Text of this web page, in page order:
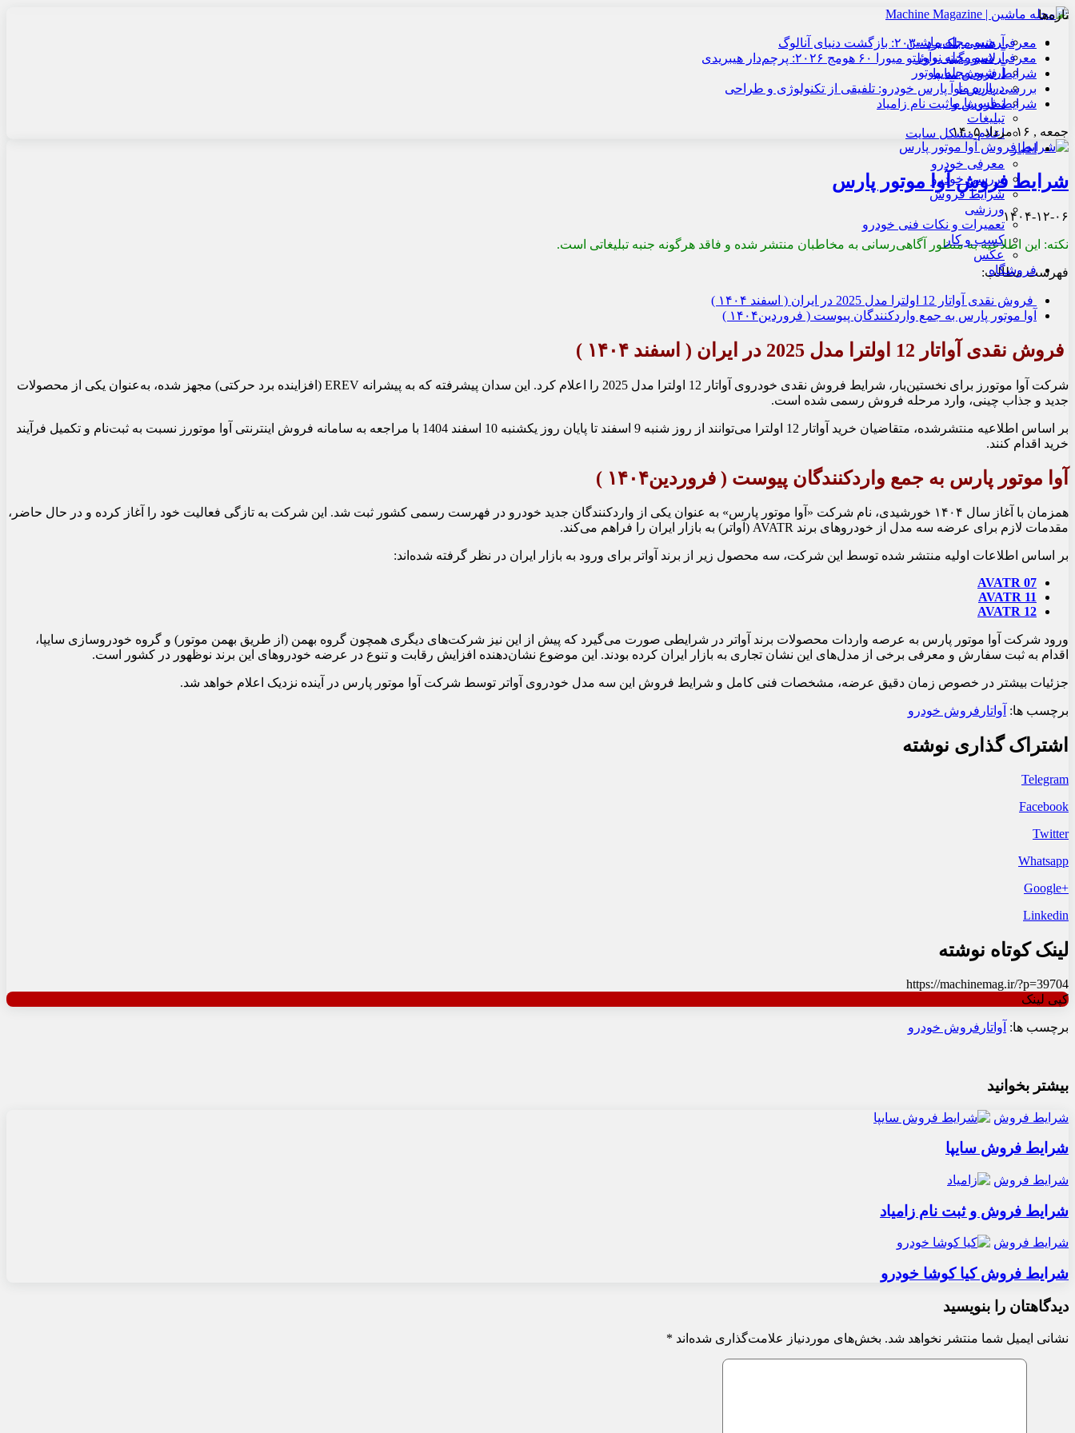
آرشیو مجله ماشین
آرشیو مجله نوآور
آرشیو مجله موتور
درباره ما
تماس با ما
تبلیغات
اعلام مشکل سایت
اخبار
معرفی خودرو
بررسی خودرو
شرایط فروش
ورزشی
تعمیرات و نکات فنی خودرو
کسب و کار
عکس
فروشگاه
تازه‌ها
معرفی هنسی بلک‌برد ۲۰۳۰: بازگشت دنیای آنالوگ
معرفی لامبورگینی روئلتو میورا ۶۰ هومج ۲۰۲۶: پرچم‌دار هیبریدی
شرایط فروش سایپا
بررسی پارس نوآ پارس خودرو: تلفیقی از تکنولوژی و طراحی
شرایط فروش و ثبت نام زامیاد
جمعه , ۱۶ مرداد ۱۴۰۵
شرایط فروش آوا موتور پارس
۱۴۰۴-۱۲-۰۶
نکته: این اطلاعیه به منظور آگاهی‌رسانی به مخاطبان منتشر شده و فاقد هرگونه جنبه تبلیغاتی است.
فهرست مطالب:
فروش نقدی آواتار 12 اولترا مدل 2025 در ایران ( اسفند ۱۴۰۴ )
آوا موتور پارس به جمع واردکنندگان پیوست ( فروردین۱۴۰۴ )
فروش نقدی آواتار 12 اولترا مدل 2025 در ایران ( اسفند ۱۴۰۴ )
شرکت آوا موتورز
برای نخستین‌بار، شرایط فروش نقدی خودروی آواتار 12 اولترا مدل 2025 را اعلام کرد. این سدان پیشرفته که به پیشرانه EREV (افزاینده برد حرکتی) مجهز شده، به‌عنوان یکی از محصولات
جدید و جذاب چینی، وارد مرحله فروش رسمی شده است.
بر اساس اطلاعیه منتشرشده، متقاضیان خرید آواتار 12 اولترا می‌توانند از روز شنبه 9 اسفند تا پایان روز یکشنبه 10 اسفند 1404 با مراجعه به سامانه فروش اینترنتی آوا موتورز نسبت به ثبت‌نام و تکمیل فرآیند
خرید اقدام کنند.
آوا موتور پارس به جمع واردکنندگان پیوست ( فروردین۱۴۰۴ )
همزمان با آغاز سال ۱۴۰۴ خورشیدی، نام شرکت «آوا موتور پارس» به عنوان یکی از واردکنندگان جدید خودرو در فهرست رسمی کشور ثبت شد. این شرکت به تازگی فعالیت خود را آغاز کرده و در حال حاضر،
مقدمات لازم برای عرضه سه مدل از خودروهای برند AVATR (آواتر) به بازار ایران را فراهم می‌کند.
بر اساس اطلاعات اولیه منتشر شده توسط این شرکت، سه محصول زیر از برند آواتر برای ورود به بازار ایران در نظر گرفته شده‌اند:
AVATR 07
AVATR 11
AVATR 12
ورود شرکت آوا موتور پارس به عرصه واردات محصولات برند آواتر در شرایطی صورت می‌گیرد که پیش از این نیز شرکت‌های دیگری همچون گروه بهمن (از طریق بهمن موتور) و گروه خودروسازی سایپا،
اقدام به ثبت سفارش و معرفی برخی از مدل‌های این نشان تجاری به بازار ایران کرده بودند. این موضوع نشان‌دهنده افزایش رقابت و تنوع در عرضه خودروهای این برند نوظهور در کشور است.
جزئیات بیشتر در خصوص زمان دقیق عرضه، مشخصات فنی کامل و شرایط فروش این سه مدل خودروی آواتر توسط شرکت آوا موتور پارس در آینده نزدیک اعلام خواهد شد.
برچسب ها: آواتار فروش خودرو
اشتراک گذاری نوشته
Telegram
Facebook
Twitter
Whatsapp
+Google
Linkedin
لینک کوتاه نوشته
https://machinemag.ir/?p=39704
کپی لینک
برچسب ها: آواتار فروش خودرو
بیشتر بخوانید
شرایط فروش
شرایط فروش سایپا
شرایط فروش
شرایط فروش و ثبت نام زامیاد
شرایط فروش
شرایط فروش کیا کوشا خودرو
دیدگاهتان را بنویسید
نشانی ایمیل شما منتشر نخواهد شد. بخش‌های موردنیاز علامت‌گذاری شده‌اند *